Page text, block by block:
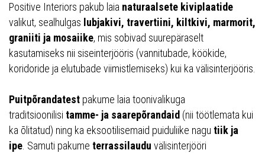
Positive Interiors pakub laia naturaalsete kiviplaatide
valikut, sealhulgas lubjakivi, travertiini, kiltkivi, marmorit,
graniiti ja mosaiike, mis sobivad suurepäraselt
kasutamiseks nii siseinterjööris (vannitubade, köökide,
koridoride ja elutubade viimistlemiseks) kui ka välisinterjööris.
Puitpõrandatest pakume laia toonivalikuga
traditsioonilisi tamme- ja saarepõrandaid (nii töötlemata kui
ka õlitatud) ning ka eksootilisemaid puiduliike nagu tiik ja
ipe. Samuti pakume terrassilaudu välisinterjööri